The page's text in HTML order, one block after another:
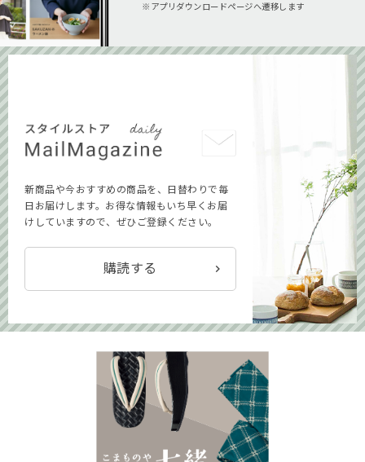
アプリダウンロードページへ遷移します
新商品や今おすすめの商品を、日替わりで毎
日お届けします。お得な情報もいち早くお届
けしていますので、ぜひご登録ください。
購読する